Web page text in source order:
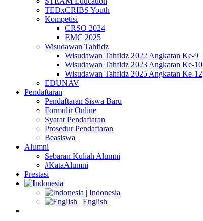
TEDxCRIBS Youth
Kompetisi
CRSO 2024
EMC 2025
Wisudawan Tahfidz
Wisudawan Tahfidz 2022 Angkatan Ke-9
Wisudawan Tahfidz 2023 Angkatan Ke-10
Wisudawan Tahfidz 2025 Angkatan Ke-12
EDUNAV
Pendaftaran
Pendaftaran Siswa Baru
Formulir Online
Syarat Pendaftaran
Prosedur Pendaftaran
Beasiswa
Alumni
Sebaran Kuliah Alumni
#KataAlumni
Prestasi
| Indonesia
| English